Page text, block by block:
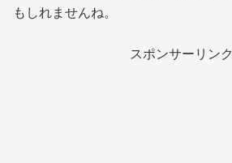
もしれませんね。
スポンサーリンク